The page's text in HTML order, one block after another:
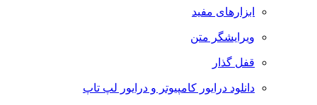
ابزارهای مفید
ویرایشگر متن
قفل گذار
دانلود درایور کامپیوتر و درایور لپ تاپ